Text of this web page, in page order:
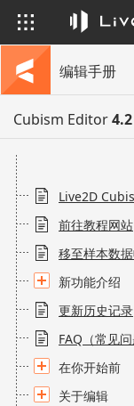
编辑手册
Cubism Editor4.2
Live2D
前往教程网站
移至样本数
新功能介绍
更新历史记录
FAQ（常见问
在你开始前
关于编辑